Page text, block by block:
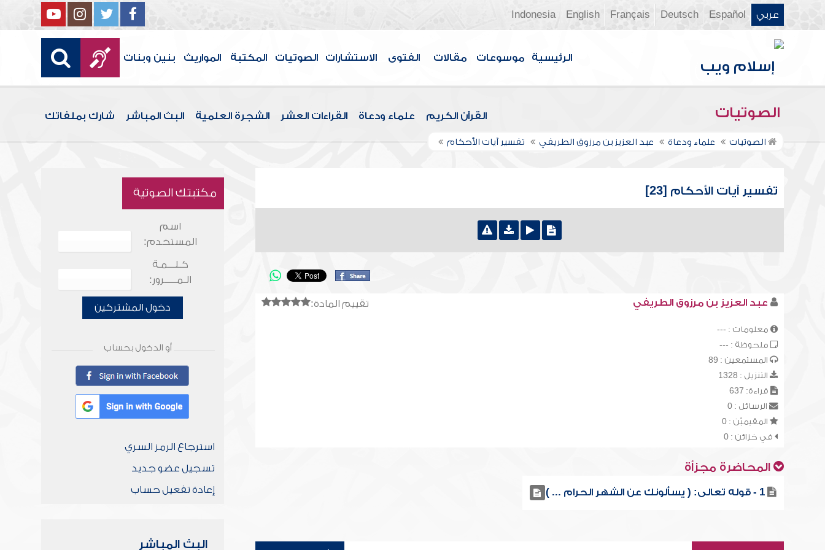
عربي Español
Deutsch
Français
English
Indonesia
الرئيسية موسوعات مقالات الفتوى الاستشارات الصوتيات المكتبة المواريث بنين وبنات
الصوتيات القرآن الكريم علماء ودعاة القراءات العشر الشجرة العلمية البث المباشر شارك بملفاتك
الصوتيات علماء ودعاة عبد العزيز بن مرزوق الطريفي تفسير آيات الأحكام
تفسير آيات الأحكام [23]
تقييم المادة: عبد العزيز بن مرزوق الطريفي
معلومات : ---
ملحوظة : ---
المستمعين : 89
التنزيل : 1328
قراءة: 637
الرسائل : 0
المقيميّن : 0
في خزائن : 0
المحاضرة مجزأة
1 - قوله تعالى: ( يسألونك عن الشهر الحرام ... )
مكتبتك الصوتية
اسم
المستخدم:
كـلـــمـة
الـمـــــرور:
دخول المشتركين
أو الدخول بحساب
استرجاع الرمز السري
تسجيل عضو جديد
إعادة تفعيل حساب
البث المباشر